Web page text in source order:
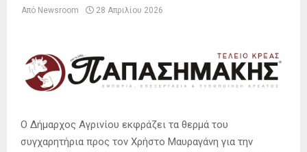
Από Newsroom 28 Απριλίου 2026
Ο Δήμαρχος Αγρινίου εκφράζει τα θερμά του
συγχαρητήρια προς τον Χρήστο Μαυραγάνη για την